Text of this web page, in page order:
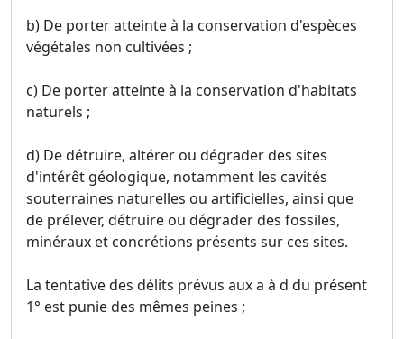
b) De porter atteinte à la conservation d'espèces
végétales non cultivées ;
c) De porter atteinte à la conservation d'habitats
naturels ;
d) De détruire, altérer ou dégrader des sites
d'intérêt géologique, notamment les cavités
souterraines naturelles ou artificielles, ainsi que
de prélever, détruire ou dégrader des fossiles,
minéraux et concrétions présents sur ces sites.
La tentative des délits prévus aux a à d du présent
1° est punie des mêmes peines ;